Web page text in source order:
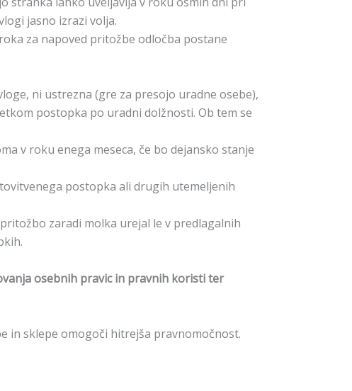
jasno izrazi volja.
za napoved pritožbe odločba postane
ni ustrezna (gre za presojo uradne osebe),
postopka po uradni dolžnosti. Ob tem se
v roku enega meseca, če bo dejansko stanje
postopka ali drugih utemeljenih
zaradi molka urejal le v predlagalnih
osebnih pravic in pravnih koristi ter
in sklepe omogoči hitrejša pravnomočnost.